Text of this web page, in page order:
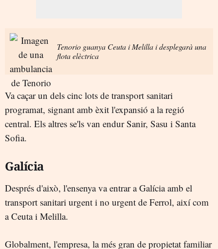
Tenorio guanya Ceuta i Melilla i desplegarà una
flota elèctrica
Va caçar un dels cinc lots de transport sanitari
programat, signant amb èxit l'expansió a la regió
central. Els altres se'ls van endur Sanir, Sasu i Santa
Sofia.
Galícia
Després d'això, l'ensenya va entrar a Galícia amb el
transport sanitari urgent i no urgent de Ferrol, així com
a Ceuta i Melilla.
Globalment, l'empresa, la més gran de propietat familiar